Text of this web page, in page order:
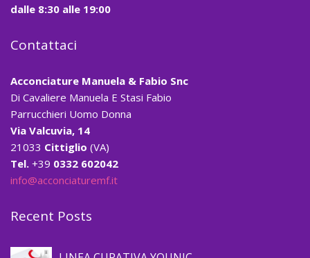
dalle 8:30 alle 19:00
Contattaci
Acconciature Manuela & Fabio Snc
Di Cavaliere Manuela E Stasi Fabio
Parrucchieri Uomo Donna
Via Valcuvia, 14
21033 Cittiglio (VA)
Tel. +39 0332 602042
info@acconciaturemf.it
Recent PostsPrevenzione caduta capelli